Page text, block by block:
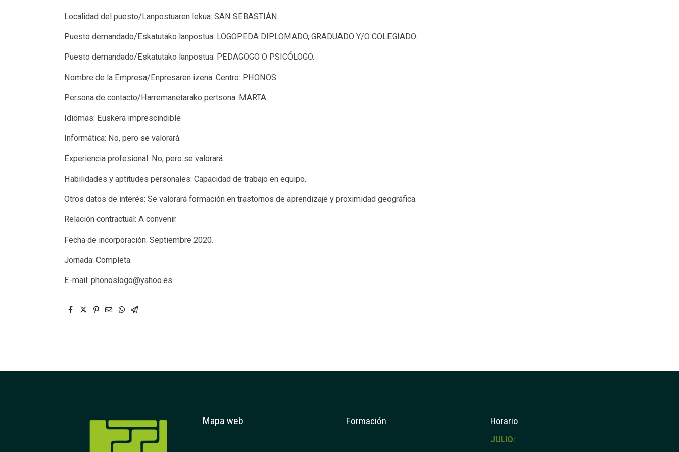
Localidad del puesto/Lanpostuaren lekua: SAN SEBASTIÁN
Puesto demandado/Eskatutako lanpostua: LOGOPEDA DIPLOMADO, GRADUADO Y/O COLEGIADO.
Puesto demandado/Eskatutako lanpostua: PEDAGOGO O PSICÓLOGO.
Nombre de la Empresa/Enpresaren izena: Centro: PHONOS
Persona de contacto/Harremanetarako pertsona: MARTA
Idiomas: Euskera imprescindible
Informática: No, pero se valorará.
Experiencia profesional: No, pero se valorará.
Habilidades y aptitudes personales: Capacidad de trabajo en equipo.
Otros datos de interés: Se valorará formación en trastornos de aprendizaje y proximidad geográfica.
Relación contractual: A convenir.
Fecha de incorporación: Septiembre 2020.
Jornada: Completa.
E-mail: phonoslogo@yahoo.es
Mapa web Formación Horario
JULIO: